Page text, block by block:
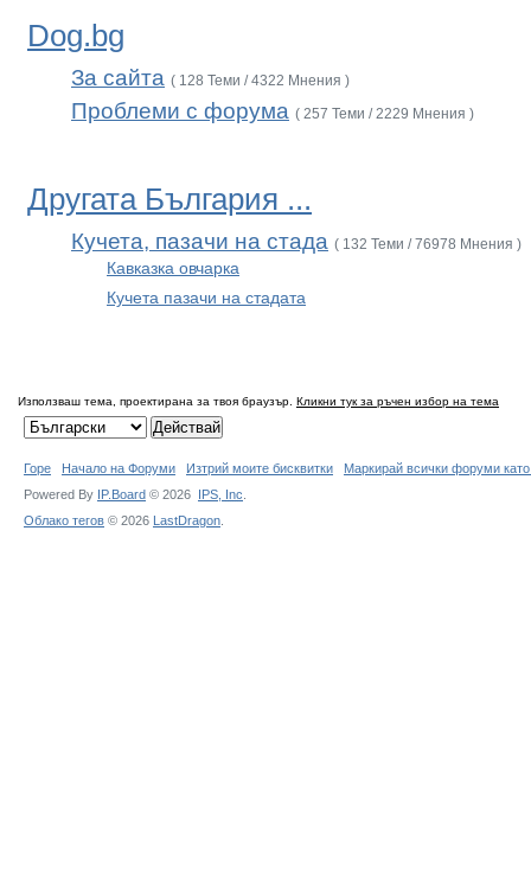
Dog.bg
За сайта ( 128 Теми / 4322 Мнения )
Проблеми с форума ( 257 Теми / 2229 Мнения )
Другата България ...
Кучета, пазачи на стада ( 132 Теми / 76978 Мнения )
Кавказка овчарка
Кучета пазачи на стадата
Използваш тема, проектирана за твоя браузър. Кликни тук за ръчен избор на тема
Горе Начало на Форуми Изтрий моите бисквитки
Маркирай всички форуми
Powered By IP.Board © 2026 IPS, Inc
Облако тегов © 2026 LastDragon